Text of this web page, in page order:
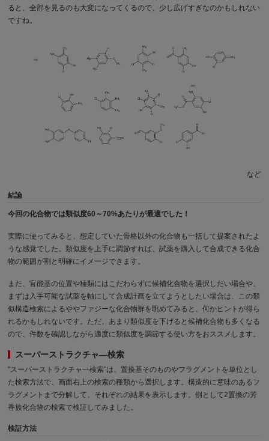
ると、全部を見るのも大変になってくるので、少し広げすぎなのかもしれない
ですね。
など
結論
今回の化合物では類似度60～70%あたりが最適でした！
実際に使ってみると、想定していた骨格以外の化合物も一括して提案されたよ
うな感覚でした。類似度を上手に調節すれば、試薬を購入して合成できる化合
物の範囲が割と明確にイメージできます。
また、官能基の位置や種類にはこだわらずに候補化合物を選択したい場合や、
まずは入手可能な試薬を軸にして合成計画を立てようとしたい場合は、この類
似構造検索によるややファジーな化合物群を眺めてみると、何かヒントが得ら
れるかもしれないです。ただ、あまり類似度を下げると候補化合物も多くなる
ので、件数を確認しながら適度に類似度を調節する使い方をおススメします。
スーパーストラクチャ―検索
"スーパーストラクチャ―検索"は、置換基そのものやフラグメントを単位とし
た検索方法で、画面右上の検索の種類から選択します。構造的に意味のあるフ
ラグメントまで分解して、それぞれの結果を表示します。例として2置換の芳
香族化合物の検索で検証してみました。
検証方法